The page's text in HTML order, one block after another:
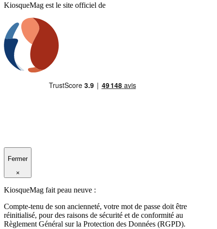
KiosqueMag est le site officiel de
Fermer
×
KiosqueMag fait peau neuve :
Compte-tenu de son ancienneté, votre mot de passe doit être
réinitialisé, pour des raisons de sécurité et de conformité au
Règlement Général sur la Protection des Données (RGPD).